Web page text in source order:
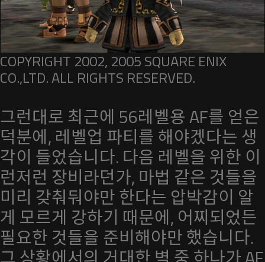
COPYRIGHT 2002, 2005 SQUARE ENIX
CO.,LTD. ALL RIGHTS RESERVED.
그런대로 최근에 56레벨용 AF를 얻은
덕분에, 레벨업 파티를 해야겠다는 생
각이 들었습니다. 다음 레벨을 위한 이
런저런 장비라던가, 마법 같은 것들을
미리 갖춰둬야만 한다는 압박감이 알
게 모르게 강하기 때문에, 어찌되었든
필요한 것들을 준비해야만 했습니다.